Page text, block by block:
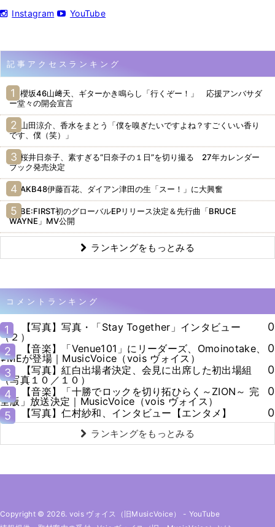
Instagram YouTube
記事アクセスランキング
櫻坂46山﨑天、ギターかき鳴らし「行くぞー！」 応援アンバサダ
ー堂々の開会宣言
山田涼介、香水をまとう「僕を嗅ぎたいですよね？すごくいい香り
です、僕（笑）」
桜井日奈子、素すぎる“日奈子の１日”を切り撮る 27年カレンダー
ブック発売決定
AKB48伊藤百花、ダイアン津田の生「スー！」に大興奮
BE:FIRST初のグローバルEPリリース決定＆先行曲「BRUCE
WAYNE」MV公開
ランキングをもっとみる
コメントランキング
1
【写真】写真・「Stay Together」インタビュー
（２）
0
2
【音楽】「Venue101」にリーダーズ、Omoinotake、
≠MEが登場｜MusicVoice（vois ヴォイス）
0
3
【写真】紅白出場者決定、会見に出席した初出場組
（写真１０／１０）
0
4
【音楽】「十勝でロックを切り拓ひらく～ZION～ 完
全版」放送決定｜MusicVoice（vois ヴォイス）
0
5
【写真】仁村紗和、インタビュー【エンタメ】 0
ランキングをもっとみる
Copyright © 2026. vois ヴォイス（旧MusicVoice） - YouTube